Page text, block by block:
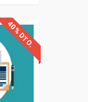
40% DTO.